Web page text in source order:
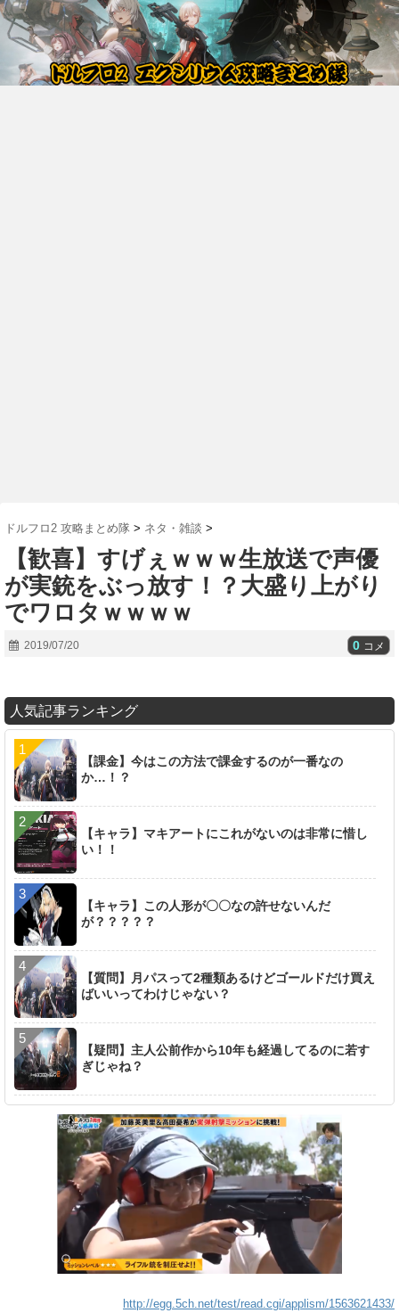
ドルフロ2 攻略まとめ隊 > ネタ・雑談 >
【歓喜】すげぇｗｗｗ生放送で声優
が実銃をぶっ放す！？大盛り上がり
でワロタｗｗｗｗ
2019/07/20 0 コメ
人気記事ランキング
【課金】今はこの方法で課金するのが一番なの
か…！？
【キャラ】マキアートにこれがないのは非常に惜し
い！！
【キャラ】この人形が〇〇なの許せないんだ
が？？？？？
【質問】月パスって2種類あるけどゴールドだけ買え
ばいいってわけじゃない？
【疑問】主人公前作から10年も経過してるのに若す
ぎじゃね？
http://egg.5ch.net/test/read.cgi/applism/1563621433/